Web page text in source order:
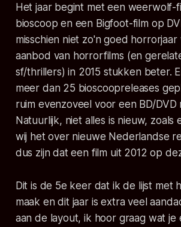
Het jaar begint met een weerwolf-
bioscoop en een Bigfoot-film op
misschien niet zo'n goed
aanbod van horrorfilms (en
sf/thrillers) in 2015 stukken beter.
meer dan 25 bioscoopreleases
ruim evenzoveel voor een BD/DVD
Natuurlijk, niet alles is nieuw, zoals
wij het over nieuwe Nederlandse
dus zijn dat een film uit 2012 op
Dit is de 5e keer dat ik de lijst met
maak en dit jaar is extra veel
aan de layout, ik hoor graag wat je